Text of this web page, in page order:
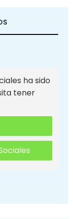
ha sido
tener